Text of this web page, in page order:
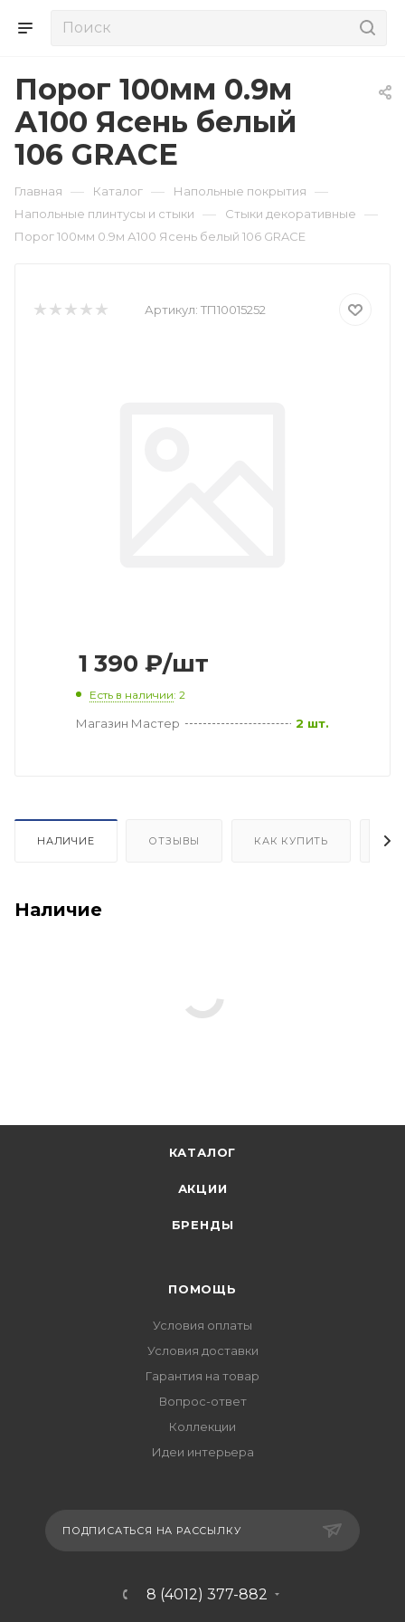
Порог 100мм 0.9м
А100 Ясень белый
106 GRACE
Главная — Каталог — Напольные покрытия —
Напольные плинтусы и стыки — Стыки декоративные —
Порог 100мм 0.9м А100 Ясень белый 106 GRACE
Артикул: ТП10015252
1 390 ₽/шт
Есть в наличии: 2
Магазин Мастер 2 шт.
НАЛИЧИЕ ОТЗЫВЫ КАК КУПИТЬ
Наличие
КАТАЛОГ
АКЦИИ
БРЕНДЫ
ПОМОЩЬ
Условия оплаты
Условия доставки
Гарантия на товар
Вопрос-ответ
Коллекции
Идеи интерьера
ПОДПИСАТЬСЯ НА РАССЫЛКУ
8 (4012) 377-882